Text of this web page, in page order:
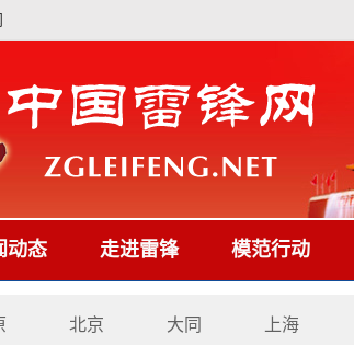
动态 走进雷锋 模范行动
北京 大同 上海